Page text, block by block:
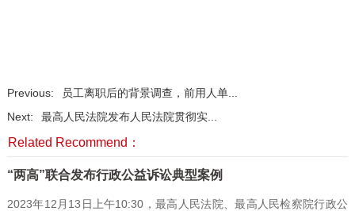
Previous:
员工离职后的背景调查，前用人单...
Next:
最高人民法院发布人民法院贯彻实...
Related Recommend：
“两高”联合发布行政公益诉讼典型案例
2023年12月13日上午10:30，最高人民法院、最高人民检察院行政公